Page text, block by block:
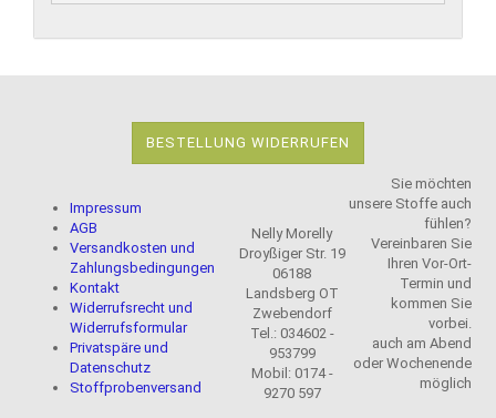
BESTELLUNG WIDERRUFEN
Impressum
AGB
Versandkosten und
Zahlungsbedingungen
Kontakt
Widerrufsrecht und
Widerrufsformular
Privatspäre und
Datenschutz
Stoffprobenversand
Nelly Morelly
Droyßiger Str. 19
06188
Landsberg OT
Zwebendorf
Tel.: 034602 -
953799
Mobil: 0174 -
9270 597
Sie möchten
unsere Stoffe auch
fühlen?
Vereinbaren Sie
Ihren Vor-Ort-
Termin und
kommen Sie
vorbei.
auch am Abend
oder Wochenende
möglich